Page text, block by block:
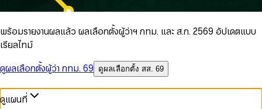
พร้อมรายงานผลแล้ว ผลเลือกตั้งผู้ว่าฯ กทม. และ ส.ก. 2569 อัปเดตแบบ
เรียลไทม์
ดูผลเลือกตั้งผู้ว่า กทม. 69
ดูผลเลือกตั้ง สส. 69
ดูแผนที่